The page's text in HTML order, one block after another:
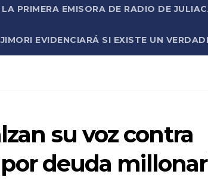
PRIMERA EMISORA DE RADIO DE
EVIDENCIARÁ SI EXISTE UN
su voz contra
deuda